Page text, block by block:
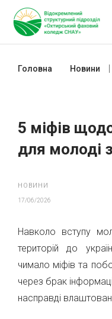
content
Головна Новини
5 міфів
для молоді
НОВИНИ
17/06/2026
Навколо вступу
територій до
чимало міфів та
через брак
насправді